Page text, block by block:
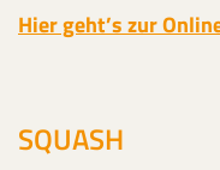
Hier geht’s zur
SQUASH